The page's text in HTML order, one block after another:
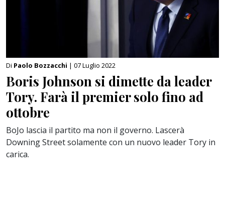
Di Paolo Bozzacchi | 07 Luglio 2022
Boris Johnson si dimette da leader
Tory. Farà il premier solo fino ad
ottobre
BoJo lascia il partito ma non il governo. Lascerà
Downing Street solamente con un nuovo leader Tory in
carica.